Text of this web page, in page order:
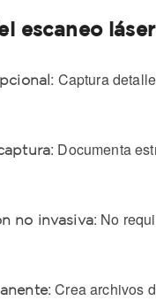
escaneo
: Captura
: Documenta
no invasiva: No
: Crea archivos